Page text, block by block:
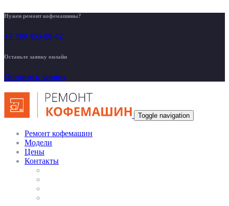
Нужен ремонт кофемашины?
+7 499 455-00-42
Оставьте заявку онлайн
Оставить заявку
Toggle navigation
Ремонт кофемашин
Модели
Цены
Контакты